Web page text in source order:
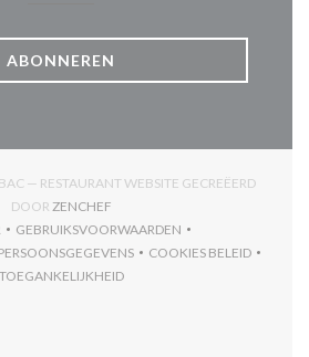
ABONNEREN
— RESTAURANT WEBSITE GECREËERD
DOOR ZENCHEF((OPENT IN EEN NIEUW
IN EEN NIEUW VENSTER))
GEBRUIKSVOORWAARDEN
((OPENT IN EEN NIEUW
((OPENT IN EEN NIEUW VENSTER))
COOKIES BELEID
((OPENT IN EEN
TOEGANKELIJKHEID
((OPENT IN EEN NIEUW VENSTER))